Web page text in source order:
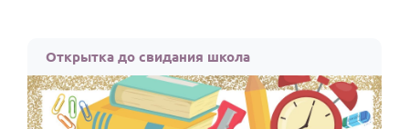
ПРАЗДНИКИ
С Днем рождения
Юбилей
Открытка до свидания школа